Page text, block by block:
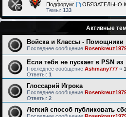
Подфорум:
ОБЯЗАТЕЛЬНО
Темы: 133
Активные
Войска и Классы - Помощники
Последнее сообщение
Если тебя не пускает в PSN из
Последнее сообщение Ashmany777 «
Ответы: 1
Глоссарий Игрока
Последнее сообщение
Ответы: 2
Легкий способ публиковать